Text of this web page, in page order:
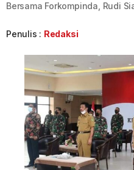
Bersama Forkompinda, Rudi
Penulis : Redaksi